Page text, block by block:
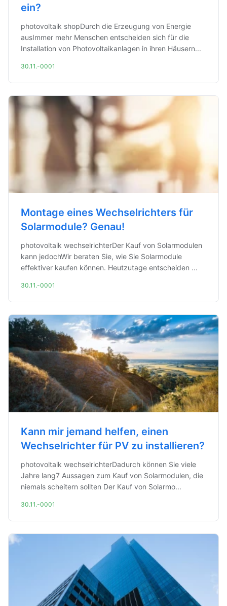
ein?
photovoltaik shopDurch die Erzeugung von Energie
ausImmer mehr Menschen entscheiden sich für die
Installation von Photovoltaikanlagen in ihren Häusern...
30.11.-0001
Montage eines Wechselrichters für
Solarmodule? Genau!
photovoltaik wechselrichterDer Kauf von Solarmodulen
kann jedochWir beraten Sie, wie Sie Solarmodule
effektiver kaufen können. Heutzutage entscheiden ...
30.11.-0001
Kann mir jemand helfen, einen
Wechselrichter für PV zu installieren?
photovoltaik wechselrichterDadurch können Sie viele
Jahre lang7 Aussagen zum Kauf von Solarmodulen, die
niemals scheitern sollten Der Kauf von Solarmo...
30.11.-0001